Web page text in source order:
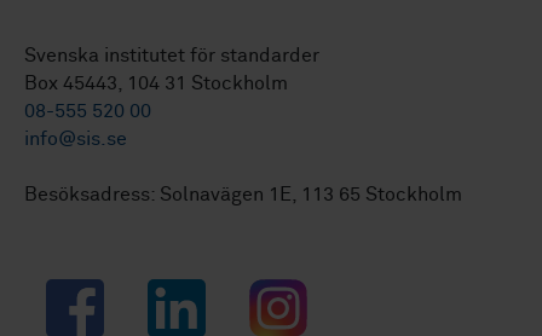
Svenska institutet för standarder
Box 45443, 104 31 Stockholm
08-555 520 00
info@sis.se
Besöksadress: Solnavägen 1E, 113 65 Stockholm
Facebook LinkedIn Instagram